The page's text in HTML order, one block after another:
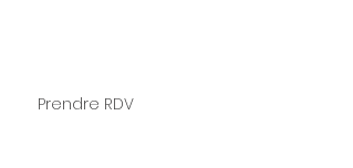
Prendre RDV